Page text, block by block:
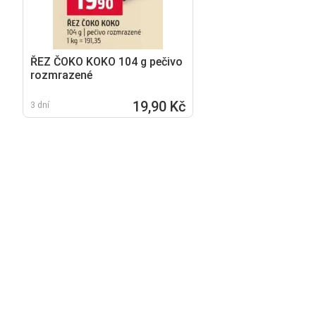
ŘEZ ČOKO KOKO 104 g pečivo
rozmrazené
3 dní 19,90 Kč